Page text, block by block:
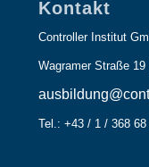
Kontakt
Controller Institut
Wagramer Straße 19
Tel.: +43 / 1 / 368 68